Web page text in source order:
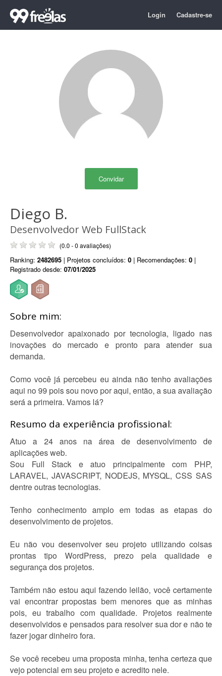
Login Cadastre-se
Convidar
Diego B.
Desenvolvedor Web FullStack
(0.0 - 0 avaliações)
Ranking: 2482695 | Projetos concluídos: 0 | Recomendações: 0 |
Registrado desde: 07/01/2025
Sobre mim:
Desenvolvedor apaixonado por tecnologia, ligado nas
inovações do mercado e pronto para atender sua
demanda.
Como você já percebeu eu ainda não tenho avaliações
aqui no 99 pois sou novo por aqui, então, a sua avaliação
será a primeira. Vamos lá?
Resumo da experiência profissional:
Atuo a 24 anos na área de desenvolvimento de
aplicações web.
Sou Full Stack e atuo principalmente com PHP,
LARAVEL, JAVASCRIPT, NODEJS, MYSQL, CSS SAS
dentre outras tecnologias.
Tenho conhecimento amplo em todas as etapas do
desenvolvimento de projetos.
Eu não vou desenvolver seu projeto utilizando coisas
prontas tipo WordPress, prezo pela qualidade e
segurança dos projetos.
Também não estou aqui fazendo leilão, você certamente
vai encontrar propostas bem menores que as minhas
pois, eu trabalho com qualidade. Projetos realmente
desenvolvidos e pensados para resolver sua dor e não te
fazer jogar dinheiro fora.
Se você recebeu uma proposta minha, tenha certeza que
vejo potencial em seu projeto e acredito nele.